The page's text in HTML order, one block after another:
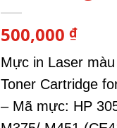
500,000 ₫
Mực in Laser
Toner Cartridge
– Mã mực: HP